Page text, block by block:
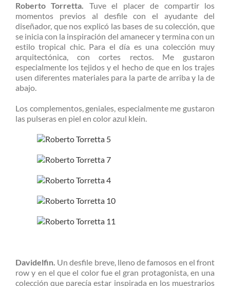
Roberto Torretta. Tuve el placer de compartir los
momentos previos al desfile con el ayudante del
diseñador, que nos explicó las bases de su colección, que
se inicia con la inspiración del amanecer y termina con un
estilo tropical chic. Para el día es una colección muy
arquitectónica, con cortes rectos. Me gustaron
especialmente los tejidos y el hecho de que en los trajes
usen diferentes materiales para la parte de arriba y la de
abajo.
Los complementos, geniales, especialmente me gustaron
las pulseras en piel en color azul klein.
Davidelfin. Un desfile breve, lleno de famosos en el front
row y en el que el color fue el gran protagonista, en una
colección que parecía estar inspirada en los muestrarios